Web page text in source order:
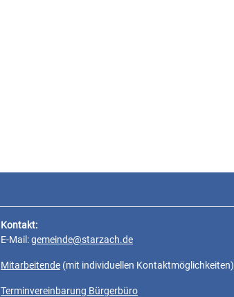
Kontakt:
E-Mail:gemeinde@starzach.de
Mitarbeitende (mit individuellen Kontaktmöglichkeiten)
Terminvereinbarung Bürgerbüro